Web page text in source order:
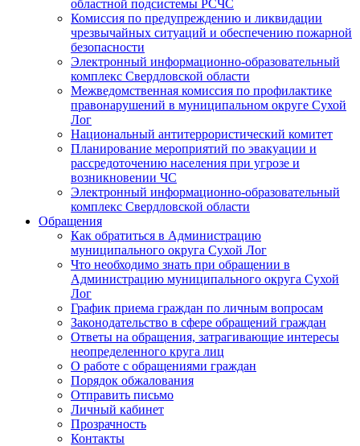
областной подсистемы РСЧС
Комиссия по предупреждению и ликвидации
чрезвычайных ситуаций и обеспечению пожарной
безопасности
Электронный информационно-образовательный
комплекс Cвердловской области
Межведомственная комиссия по профилактике
правонарушений в муниципальном округе Сухой
Лог
Национальный антитеррористический комитет
Планирование мероприятий по эвакуации и
рассредоточению населения при угрозе и
возникновении ЧС
Электронный информационно-образовательный
комплекс Свердловской области
Обращения
Как обратиться в Администрацию
муниципального округа Сухой Лог
Что необходимо знать при обращении в
Администрацию муниципального округа Сухой
Лог
График приема граждан по личным вопросам
Законодательство в сфере обращений граждан
Ответы на обращения, затрагивающие интересы
неопределенного круга лиц
О работе с обращениями граждан
Порядок обжалования
Отправить письмо
Личный кабинет
Прозрачность
Контакты